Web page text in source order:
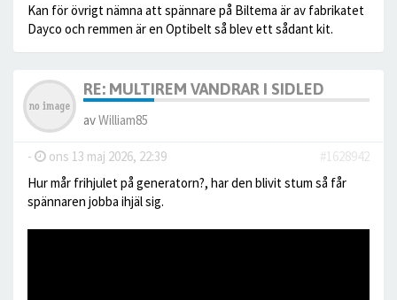
Kan för övrigt nämna att spännare på Biltema är av fabrikatet
Dayco och remmen är en Optibelt så blev ett sådant kit.
RE: MULTIREM VANDRAR I SIDLED
avWilliam85
- ons 13 maj 2026, 22:39
#1628942
Hur mår frihjulet på generatorn?, har den blivit stum så får
spännaren jobba ihjäl sig.